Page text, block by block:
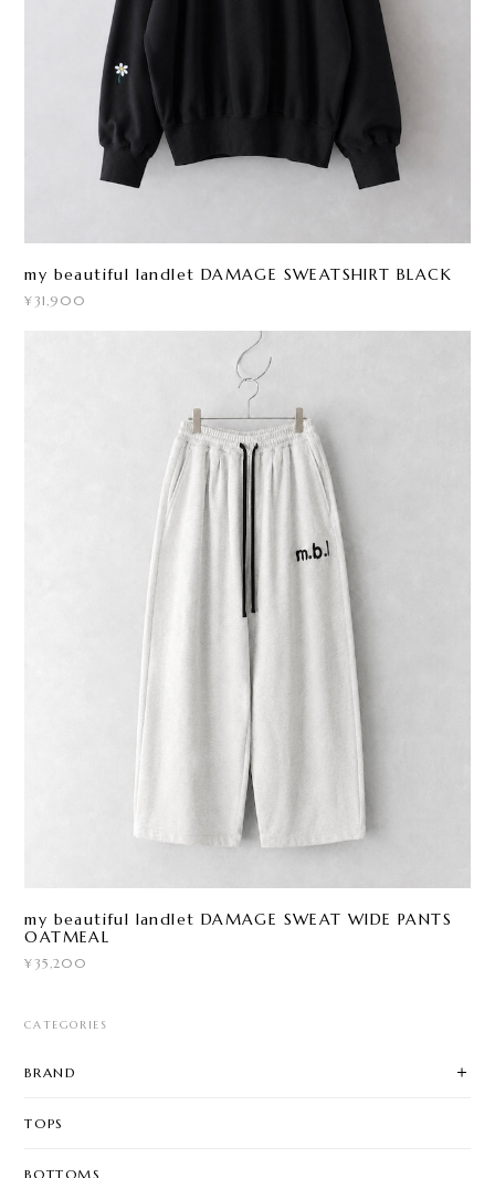
my beautiful landlet DAMAGE SWEATSHIRT BLACK
¥31,900
my beautiful landlet DAMAGE SWEAT WIDE PANTS
OATMEAL
¥35,200
CATEGORIES
BRAND
TOPS
BOTTOMS